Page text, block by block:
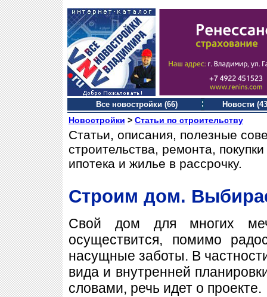
Все новостройки (66) Новости
Новостройки > Статьи по строительству
Статьи, описания, полезные
строительства, ремонта,
ипотека и жилье в рассрочку.
Строим дом.
Свой дом для многих
осуществится, помимо
насущные заботы. В
вида и внутренней
словами, речь идет о проекте.